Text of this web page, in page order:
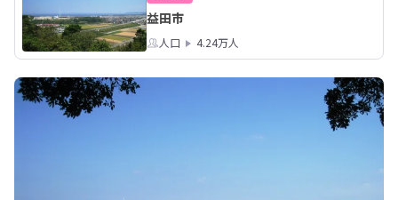
益田市
人口 4.24万人